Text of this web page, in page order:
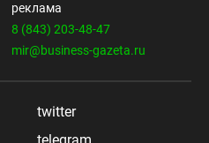
реклама
8 (843) 203-48-47
mir@business-gazeta.ru
twitter